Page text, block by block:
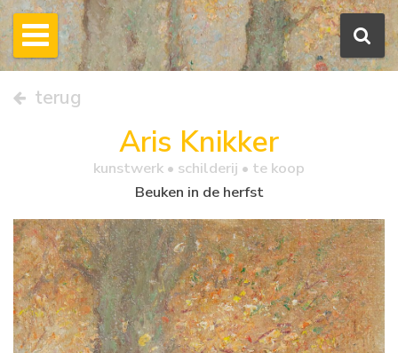
terug
Aris Knikker
kunstwerk • schilderij • te koop
Beuken in de herfst